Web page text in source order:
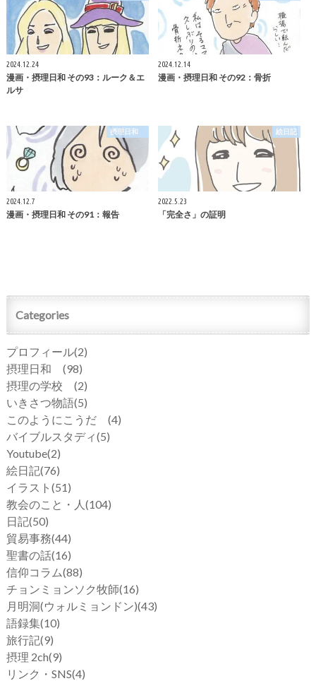
2024.12.24
漫画・摂理日和 その93：ルーク＆エ
ルサ
2024.12.14
漫画・摂理日和 その92：骨折
摂理日和
2024.12.7
漫画・摂理日和 その91：報告
絵日記
2022.5.23
「完全さ」の証明
Categories
プロフィール(2)
摂理日和 (98)
摂理の学校 (2)
いきさつ物語(5)
このようにこうだ (4)
バイブルスタディ(5)
Youtube(2)
絵日記(76)
イラスト (51)
教会のこと・人 (104)
日記(50)
貿易事務(44)
聖書の話(16)
信仰コラム(88)
チョンミョンソク牧師(16)
月明洞(ウォルミョンドン)(43)
語録集(10)
旅行記(9)
摂理 2ch(9)
リンク・SNS(4)